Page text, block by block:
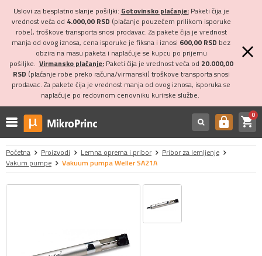
Uslovi za besplatno slanje pošiljki: Gotovinsko plaćanje:Paketi čija je
vrednost veća od 4.000,00 RSD (plaćanje pouzećem prilikom isporuke
robe), troškove transporta snosi prodavac. Za pakete čija je vrednost
manja od ovog iznosa, cena isporuke je fiksna i iznosi 600,00 RSD bez
obzira na masu paketa i naplaćuje se kupcu po prijemu
pošiljke. Virmansko plaćanje:Paketi čija je vrednost veća od 20.000,00
RSD (plaćanje robe preko računa/virmanski) troškove transporta snosi
prodavac. Za pakete čija je vrednost manja od ovog iznosa, isporuka se
naplaćuje po redovnom cenovniku kurirske službe.
https shopping_cart0
Početna Proizvodi Lemna oprema i pribor
Pribor za lemljenje
Vakum pumpe
Vakuum pumpa Weller SA21A